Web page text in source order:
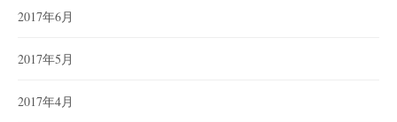
2017年6月
2017年5月
2017年4月